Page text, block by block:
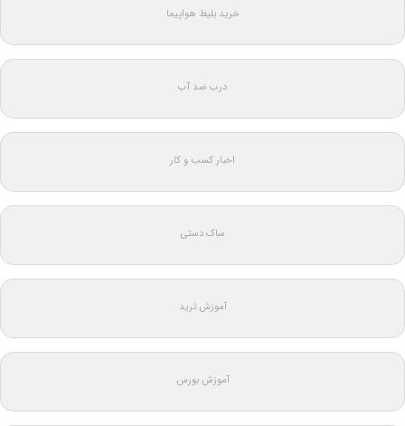
خرید بلیط هواپیما
درب ضد آب
اخبار کسب و کار
ساک دستی
آموزش ترید
آموزش بورس